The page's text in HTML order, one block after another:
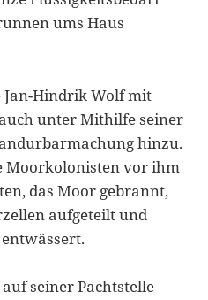
ums Haus
Jan-Hindrik Wolf mit
unter Mithilfe seiner
hinzu.
Moorkolonisten vor ihm
das Moor gebrannt,
aufgeteilt und
seiner Pachtstelle